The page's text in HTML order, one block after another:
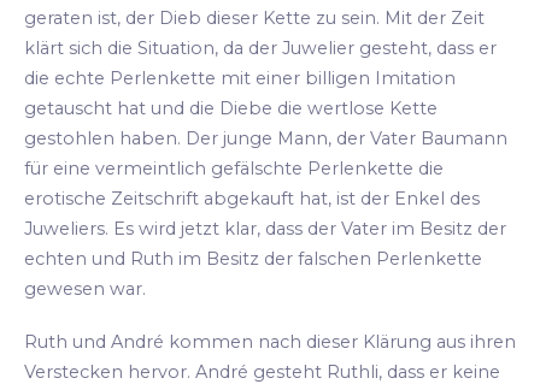
geraten ist, der Dieb dieser Kette zu sein. Mit der Zeit
klärt sich die Situation, da der Juwelier gesteht, dass er
die echte Perlenkette mit einer billigen Imitation
getauscht hat und die Diebe die wertlose Kette
gestohlen haben. Der junge Mann, der Vater Baumann
für eine vermeintlich gefälschte Perlenkette die
erotische Zeitschrift abgekauft hat, ist der Enkel des
Juweliers. Es wird jetzt klar, dass der Vater im Besitz der
echten und Ruth im Besitz der falschen Perlenkette
gewesen war.
Ruth und André kommen nach dieser Klärung aus ihren
Verstecken hervor. André gesteht Ruthli, dass er keine